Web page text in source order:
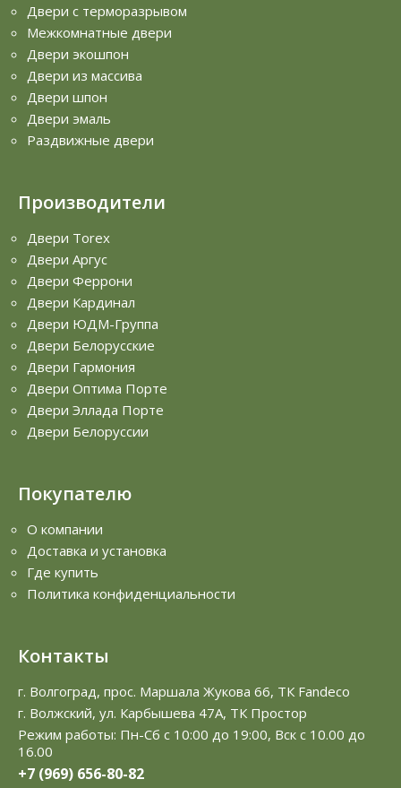
Двери с терморазрывом
Межкомнатные двери
Двери экошпон
Двери из массива
Двери шпон
Двери эмаль
Раздвижные двери
Производители
Двери Torex
Двери Аргус
Двери Феррони
Двери Кардинал
Двери ЮДМ-Группа
Двери Белорусские
Двери Гармония
Двери Оптима Порте
Двери Эллада Порте
Двери Белоруссии
Покупателю
О компании
Доставка и установка
Где купить
Политика конфиденциальности
Контакты
г. Волгоград, прос. Маршала Жукова 66, ТК Fandeco
г. Волжский, ул. Карбышева 47А, ТК Простор
Режим работы: Пн-Сб с 10:00 до 19:00, Вск с 10.00 до
16.00
+7 (969) 656-80-82